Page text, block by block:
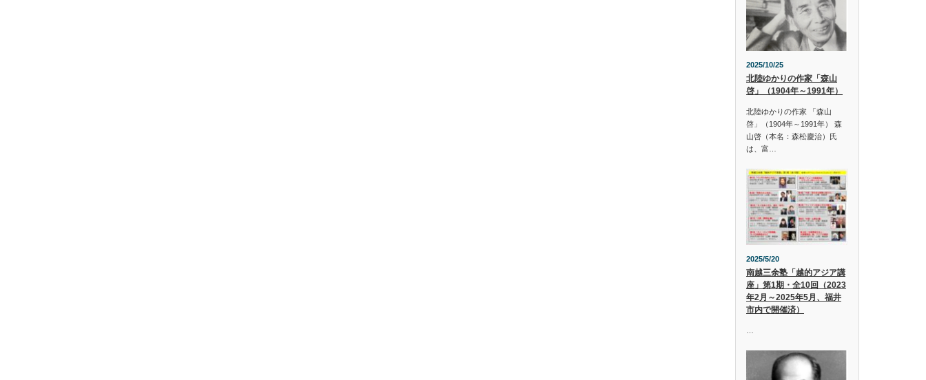
2025/10/25
北陸ゆかりの作家「森山
啓」（1904年～1991年）
北陸ゆかりの作家 「森山
啓」（1904年～1991年） 森
山啓（本名：森松慶治）氏
は、富…
2025/5/20
南越三余塾「越的アジア講
座」第1期・全10回（2023
年2月～2025年5月、福井
市内で開催済）